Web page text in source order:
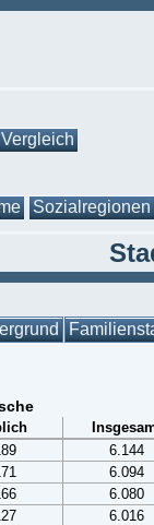
Sozialregionen
6.144
6.094
6.080
6.016